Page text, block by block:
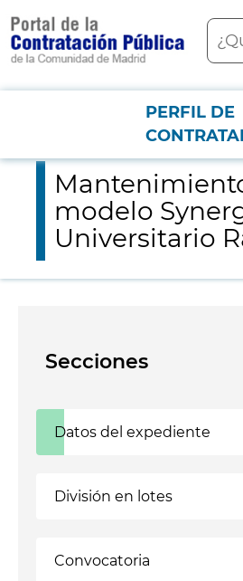
contenido
principal
Menú PCON
PERFIL DE
Mantenimiento con
modelo
Universitario
Secciones
Datos del expediente
División en lotes
Convocatoria